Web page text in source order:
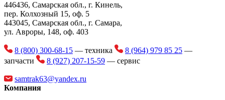
446436, Самарская обл., г. Кинель,
пер. Колхозный 15, оф. 5
443045, Самарская обл., г. Самара,
ул. Авроры, 148, оф. 403
8 (800) 300-68-15 — техника 8 (964) 979 85 25 —
запчасти
8 (927) 207-15-59 — сервис
samtrak63@yandex.ru
Компания